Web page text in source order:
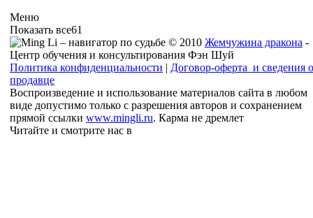
Меню
Показать все61
© 2010 Жемчужина дракона -
Центр обучения и консультирования Фэн Шуй
Политика конфиденциальности | Договор-оферта и сведения о
продавце
Воспроизведение и использование материалов сайта в любом
виде допустимо только с разрешения авторов и сохранением
прямой ссылки www.mingli.ru. Карма не дремлет
Читайте и смотрите нас в